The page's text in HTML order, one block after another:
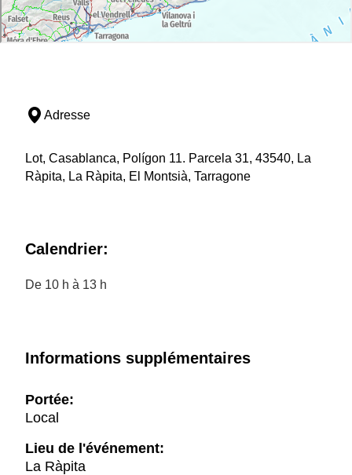
Adresse
Lot, Casablanca, Polígon 11. Parcela 31, 43540, La
Ràpita, La Ràpita, El Montsià, Tarragone
Calendrier:
De 10 h à 13 h
Informations supplémentaires
Portée:
Local
Lieu de l'événement:
La Ràpita